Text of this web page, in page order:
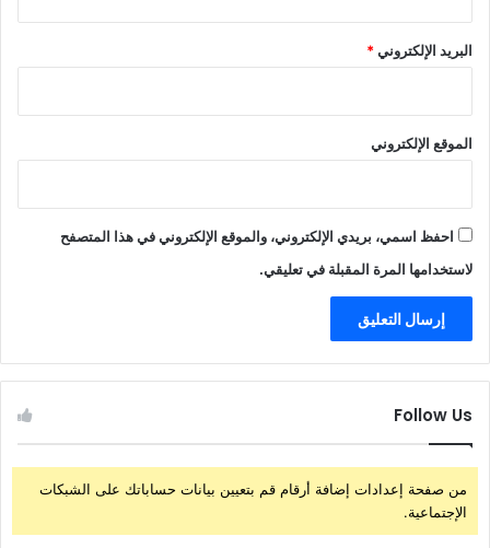
البريد الإلكتروني*
الموقع الإلكتروني
احفظ اسمي، بريدي الإلكتروني، والموقع الإلكتروني في هذا المتصفح
لاستخدامها المرة المقبلة في تعليقي.
Follow Us
من صفحة إعدادات إضافة أرقام قم بتعيين بيانات حساباتك على الشبكات
الإجتماعية.